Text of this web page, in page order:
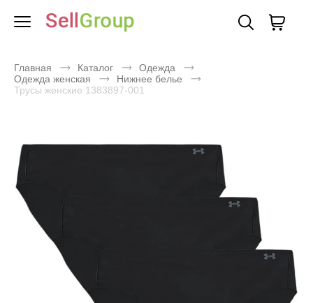
Главная Каталог
Одежда
Одежда женская
Нижнее белье
Трусы женские 1383897-001